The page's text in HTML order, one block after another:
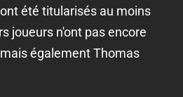
été titularisés au moins
joueurs n'ont pas encore
également Thomas